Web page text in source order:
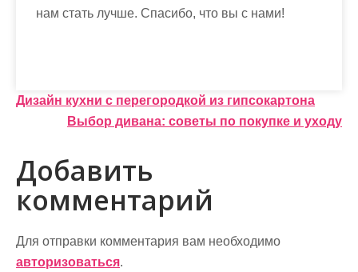
нам стать лучше. Спасибо, что вы с нами!
Н
в
и
г
а
Дизайн кухни с перегородкой из гипсокартона
Выбор дивана: советы по покупке и уходу
Добавить
комментарий
Для отправки комментария вам необходимо
авторизоваться.